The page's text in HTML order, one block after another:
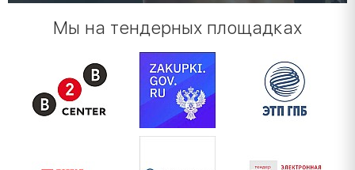
Мы на тендерных площадках